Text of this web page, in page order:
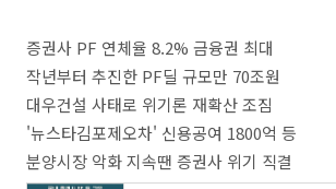
증권사 PF 연체율 8.2% 금융권 최대
작년부터 추진한 PF딜 규모만 70조원
대우건설 사태로 위기론 재확산 조짐
'뉴스타김포제오차' 신용공여 1800억 등
분양시장 악화 지속땐 증권사 위기 직결